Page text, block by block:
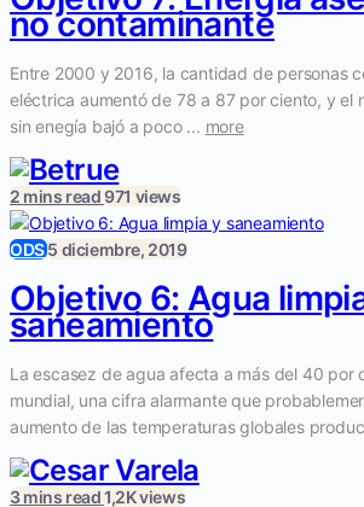
no contaminante
Entre 2000 y 2016, la cantidad de personas
eléctrica aumentó de 78 a 87 por ciento, y el
sin enegía bajó a poco ... more
2 mins read971 views
ODS5 diciembre, 2019
Objetivo 6: Agua
saneamiento
La escasez de agua afecta a más del 40 por
mundial, una cifra alarmante que
aumento de las temperaturas globales
3 mins read1,2K views